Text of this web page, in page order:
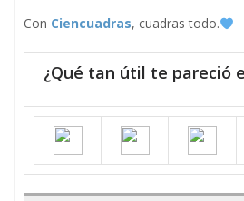
Con Ciencuadras, cuadras todo.
¿Qué tan útil te pareció